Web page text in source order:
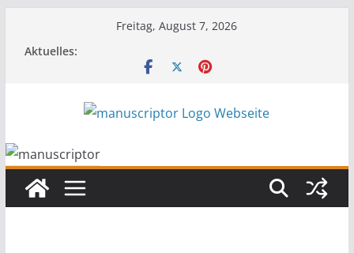
Freitag, August 7, 2026
Aktuelles: